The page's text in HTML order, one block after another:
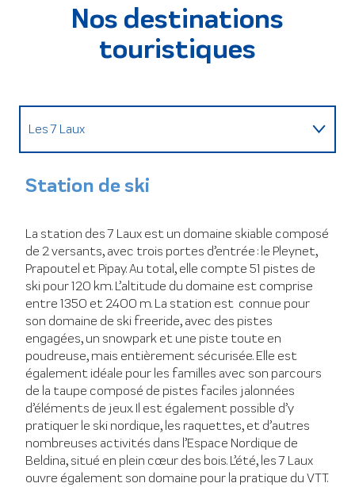
Nos destinations
touristiques
Les 7 Laux
Le Collet
Plateau des Petites Roches
Uriage-les-Bains
Allevard-les-Bains
Station de ski
La station des 7 Laux est un domaine skiable composé
de 2 versants, avec trois portes d’entrée : le Pleynet,
Prapoutel et Pipay. Au total, elle compte 51 pistes de
ski pour 120 km. L’altitude du domaine est comprise
entre 1350 et 2400 m. La station est connue pour
son domaine de ski freeride, avec des pistes
engagées, un snowpark et une piste toute en
poudreuse, mais entièrement sécurisée. Elle est
également idéale pour les familles avec son parcours
de la taupe composé de pistes faciles jalonnées
d’éléments de jeux. Il est également possible d’y
pratiquer le ski nordique, les raquettes, et d’autres
nombreuses activités dans l’Espace Nordique de
Beldina, situé en plein cœur des bois. L’été, les 7 Laux
ouvre également son domaine pour la pratique du VTT.